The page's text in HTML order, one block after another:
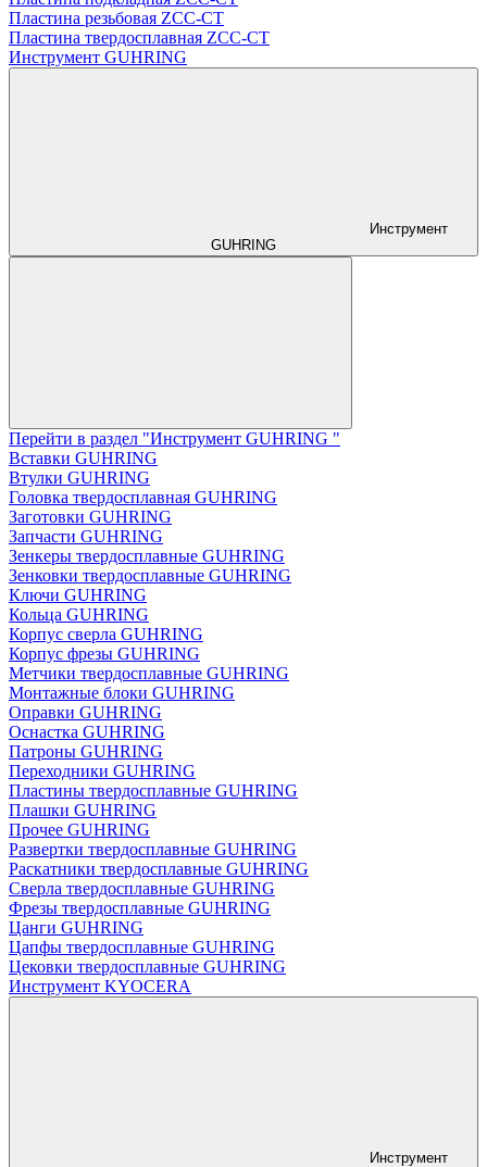
Пластина резьбовая ZCC-CT
Пластина твердосплавная ZCC-CT
Инструмент GUHRING
Инструмент
GUHRING
Перейти в раздел "Инструмент GUHRING "
Вставки GUHRING
Втулки GUHRING
Головка твердосплавная GUHRING
Заготовки GUHRING
Запчасти GUHRING
Зенкеры твердосплавные GUHRING
Зенковки твердосплавные GUHRING
Ключи GUHRING
Кольца GUHRING
Корпус сверла GUHRING
Корпус фрезы GUHRING
Метчики твердосплавные GUHRING
Монтажные блоки GUHRING
Оправки GUHRING
Оснастка GUHRING
Патроны GUHRING
Переходники GUHRING
Пластины твердосплавные GUHRING
Плашки GUHRING
Прочее GUHRING
Развертки твердосплавные GUHRING
Раскатники твердосплавные GUHRING
Сверла твердосплавные GUHRING
Фрезы твердосплавные GUHRING
Цанги GUHRING
Цапфы твердосплавные GUHRING
Цековки твердосплавные GUHRING
Инструмент KYOCERA
Инструмент